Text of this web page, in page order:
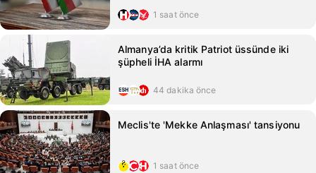
1 saat önce
Almanya’da kritik Patriot üssünde iki
şüpheli İHA alarmı
44 dakika önce
Meclis'te 'Mekke Anlaşması' tansiyonu
1 saat önce